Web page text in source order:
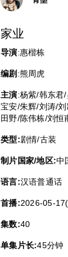
家业
导演:惠楷栋
编剧 :熊周虎
主演:杨紫/韩东君
宝安/朱辉/刘涛/
田野/陈伟栋/刘恒
类型:剧情/古装
制片国家/地区:中
语言:汉语普通话
首播:2026-05-
集数:40
单集片长:45分钟